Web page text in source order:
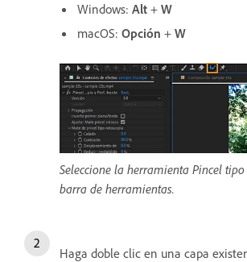
Windows: Alt + W
macOS: Opción + W
Seleccione la herramienta Pincel
barra de herramientas.
Haga doble clic en una capa